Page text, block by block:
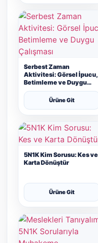
Serbest Zaman
Aktivitesi: Görsel İpucu,
Betimleme ve Duygu
Çalışması
Ürüne Git
5N1K Kim Sorusu: Kes ve
Karta Dönüştür
Ürüne Git